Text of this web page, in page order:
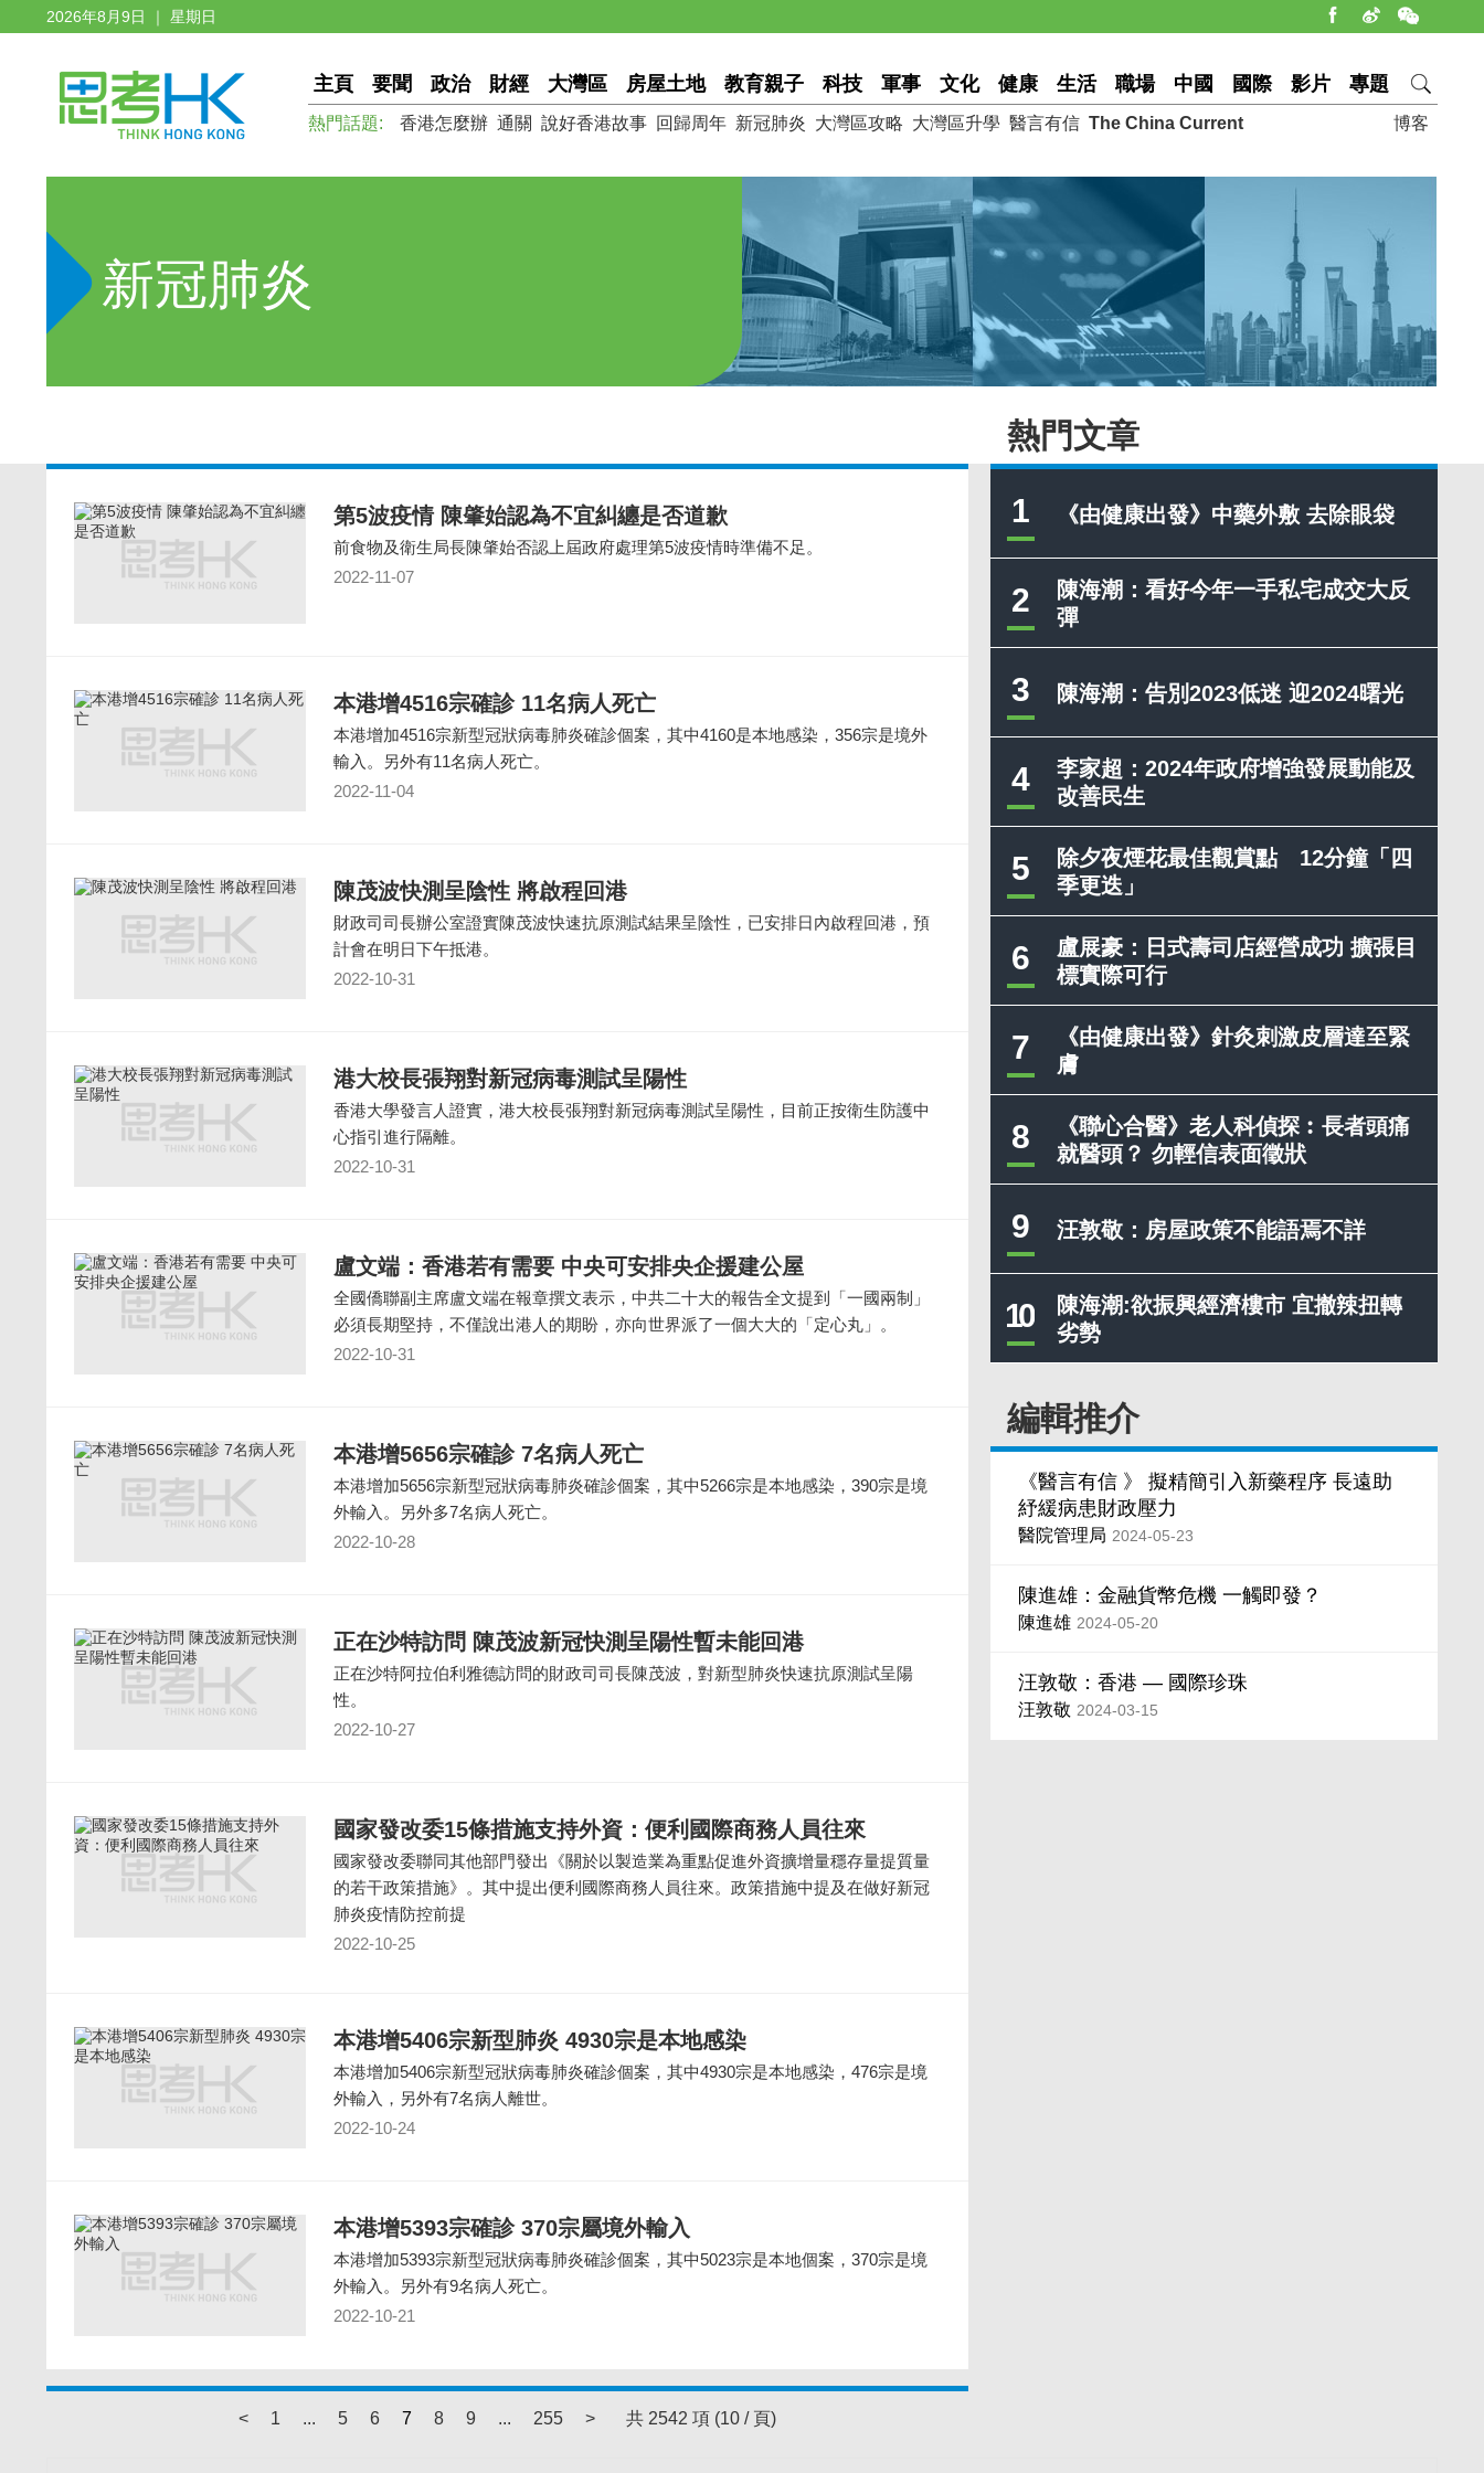
2026年8月9日 ｜ 星期日
主頁 要聞 政治 財經 大灣區 房屋土地 教育親子 科技 軍事 文化 健康 生活 職場 中國 國際 影片 專題
博客
熱門話題: 香港怎麼辦 通關 說好香港故事 回歸周年 新冠肺炎 大灣區攻略 大灣區升學 醫言有信 The China Current
新冠肺炎
熱門文章
1 《由健康出發》中藥外敷 去除眼袋
2
陳海潮：看好今年一手私宅成交大反
彈
3 陳海潮：告別2023低迷 迎2024曙光
4
李家超：2024年政府增強發展動能及
改善民生
5
除夕夜煙花最佳觀賞點 12分鐘「四
季更迭」
6
盧展豪：日式壽司店經營成功 擴張目
標實際可行
7
《由健康出發》針灸刺激皮層達至緊
膚
8
《聯心合醫》老人科偵探︰長者頭痛
就醫頭？ 勿輕信表面徵狀
9 汪敦敬：房屋政策不能語焉不詳
10
陳海潮:欲振興經濟樓市 宜撤辣扭轉
劣勢
編輯推介
《醫言有信 》 擬精簡引入新藥程序 長遠助
紓緩病患財政壓力
醫院管理局 2024-05-23
陳進雄：金融貨幣危機 一觸即發？
陳進雄 2024-05-20
汪敦敬：香港 — 國際珍珠
汪敦敬 2024-03-15
第5波疫情 陳肇始認為不宜糾纏是否道歉
前食物及衛生局長陳肇始否認上屆政府處理第5波疫情時準備不足。
2022-11-07
本港增4516宗確診 11名病人死亡
本港增加4516宗新型冠狀病毒肺炎確診個案，其中4160是本地感染，356宗是境外
輸入。另外有11名病人死亡。
2022-11-04
陳茂波快測呈陰性 將啟程回港
財政司司長辦公室證實陳茂波快速抗原測試結果呈陰性，已安排日內啟程回港，預
計會在明日下午抵港。
2022-10-31
港大校長張翔對新冠病毒測試呈陽性
香港大學發言人證實，港大校長張翔對新冠病毒測試呈陽性，目前正按衛生防護中
心指引進行隔離。
2022-10-31
盧文端：香港若有需要 中央可安排央企援建公屋
全國僑聯副主席盧文端在報章撰文表示，中共二十大的報告全文提到「一國兩制」
必須長期堅持，不僅說出港人的期盼，亦向世界派了一個大大的「定心丸」。
2022-10-31
本港增5656宗確診 7名病人死亡
本港增加5656宗新型冠狀病毒肺炎確診個案，其中5266宗是本地感染，390宗是境
外輸入。另外多7名病人死亡。
2022-10-28
正在沙特訪問 陳茂波新冠快測呈陽性暫未能回港
正在沙特阿拉伯利雅德訪問的財政司司長陳茂波，對新型肺炎快速抗原測試呈陽
性。
2022-10-27
國家發改委15條措施支持外資：便利國際商務人員往來
國家發改委聯同其他部門發出《關於以製造業為重點促進外資擴增量穩存量提質量
的若干政策措施》。其中提出便利國際商務人員往來。政策措施中提及在做好新冠
肺炎疫情防控前提
2022-10-25
本港增5406宗新型肺炎 4930宗是本地感染
本港增加5406宗新型冠狀病毒肺炎確診個案，其中4930宗是本地感染，476宗是境
外輸入，另外有7名病人離世。
2022-10-24
本港增5393宗確診 370宗屬境外輸入
本港增加5393宗新型冠狀病毒肺炎確診個案，其中5023宗是本地個案，370宗是境
外輸入。另外有9名病人死亡。
2022-10-21
< 1 ... 5 6 7 8 9 ... 255 > 共 2542 項 (10 / 頁)